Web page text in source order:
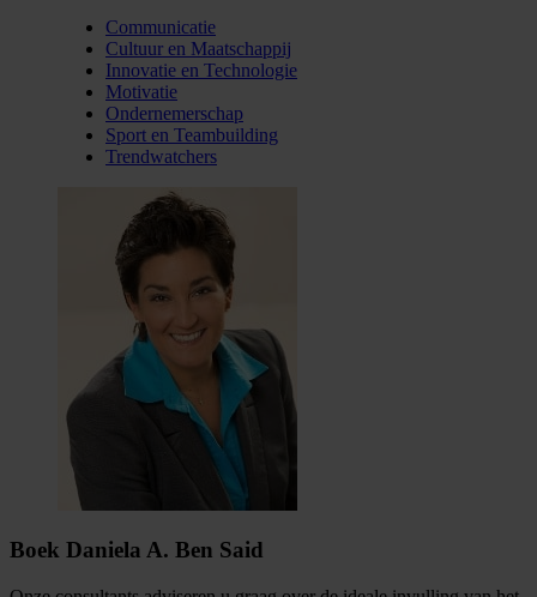
Communicatie
Cultuur en Maatschappij
Innovatie en Technologie
Motivatie
Ondernemerschap
Sport en Teambuilding
Trendwatchers
Boek Daniela A. Ben Said